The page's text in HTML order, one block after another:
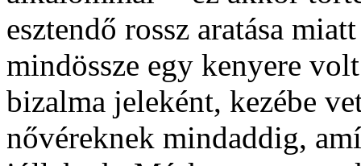
esztendő rossz aratása
mindössze egy kenyere
bizalma jeleként, kezébe
nővéreknek mindaddig,